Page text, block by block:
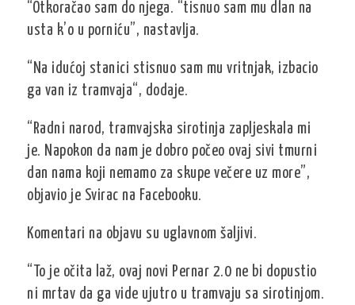
“Otkoračao sam do njega. “tisnuo sam mu dlan na
usta k’o u porniću”, nastavlja.
“Na idućoj stanici stisnuo sam mu vritnjak, izbacio
ga van iz tramvaja“, dodaje.
“Radni narod, tramvajska sirotinja zapljeskala mi
je. Napokon da nam je dobro počeo ovaj sivi tmurni
dan nama koji nemamo za skupe večere uz more”,
objavio je Svirac na Facebooku.
Komentari na objavu su uglavnom šaljivi.
“To je očita laž, ovaj novi Pernar 2.0 ne bi dopustio
ni mrtav da ga vide ujutro u tramvaju sa sirotinjom.